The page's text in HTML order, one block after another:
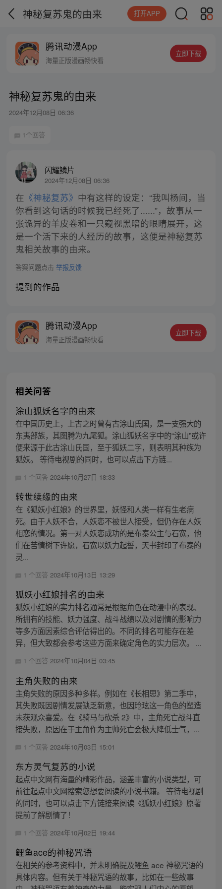
神秘复苏鬼的由来 打开APP
腾讯动漫App
海量正版漫画畅快看
立即下载
神秘复苏鬼的由来
2024年12月08日 06:36
1个回答
闪耀鳞片
2024年12月08日 06:36
在 《神秘复苏》 中有这样的设定：“我叫杨间，当
你看到这句话的时候我已经死了......”，故事从一
张诡异的羊皮卷和一只窥视黑暗的眼睛展开，这
是一个活下来的人经历的故事，这便是神秘复苏
鬼相关故事的由来。
答案问题点击 举报反馈
提到的作品
腾讯动漫App
海量正版漫画畅快看
立即下载
相关问答
涂山狐妖名字的由来
在中国历史上，上古之时曾有古涂山氏国，是一支强大的
东夷部族，其图腾为九尾狐。涂山狐妖名字中的“涂山”或许
便来源于此古涂山氏国，至于狐妖二字，则表明其种族为
狐妖。 等待电视剧的同时，也可以点击下方链...
1 个回答 2024年10月27日 18:33
转世续缘的由来
在《狐妖小红娘》的世界里，妖怪和人类一样有生老病
死。由于人妖不合，人妖恋不被世人接受，但仍存在人妖
相恋的情况。第一对人妖恋成功的是布泰公主与石宽，他
们在苦情树下许愿，石宽以妖力起誓，天书封印了布泰的
灵...
1 个回答 2024年10月13日 13:29
狐妖小红娘排名的由来
狐妖小红娘的实力排名通常是根据角色在动漫中的表现、
所拥有的技能、妖力强度、战斗战绩以及对剧情的影响力
等多方面因素综合评估得出的。不同的排名可能存在差
异，但大致都会参考这些方面来确定角色的实力层次。 ...
1 个回答 2024年10月04日 03:45
主角失败的由来
主角失败的原因多种多样。例如在《长相思》第二季中，
其失败既因剧情发展缺乏新意，也因玱玹这一角色的塑造
未获观众喜爱。在《骑马与砍杀 2》中，主角死亡战斗直
接失败，原因在于主角作为主帅死亡会极大降低士气，...
1 个回答 2024年10月03日 15:01
东方灵气复苏的小说
起点中文网有海量的精彩作品，涵盖丰富的小说类型，可
前往起点中文网搜索您想要阅读的小说书籍。 等待电视剧
的同时，也可以点击下方链接来阅读《狐妖小红娘》原著
提前了解剧情了！
1 个回答 2024年10月02日 19:44
鲤鱼ace的神秘咒语
在相关的参考资料中，并未明确提及鲤鱼 ace 神秘咒语的
具体内容。但有关于神秘咒语的故事，比如在一些故事